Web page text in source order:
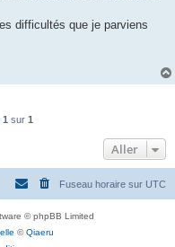
difficultés que je parviens
1 sur 1
Aller
Fuseau horaire sur UTC
© phpBB Limited
©Qiaeru